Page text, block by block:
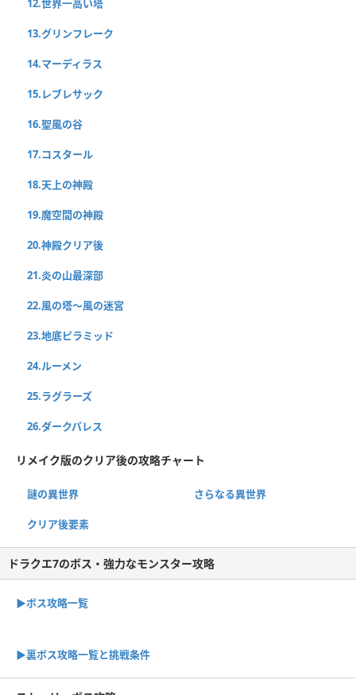
12.世界一高い塔
13.グリンフレーク
14.マーディラス
15.レブレサック
16.聖風の谷
17.コスタール
18.天上の神殿
19.魔空間の神殿
20.神殿クリア後
21.炎の山最深部
22.風の塔〜風の迷宮
23.地底ピラミッド
24.ルーメン
25.ラグラーズ
26.ダークパレス
リメイク版のクリア後の攻略チャート
謎の異世界 さらなる異世界
クリア後要素
ドラクエ7のボス・強力なモンスター攻略
▶ボス攻略一覧
▶裏ボス攻略一覧と挑戦条件